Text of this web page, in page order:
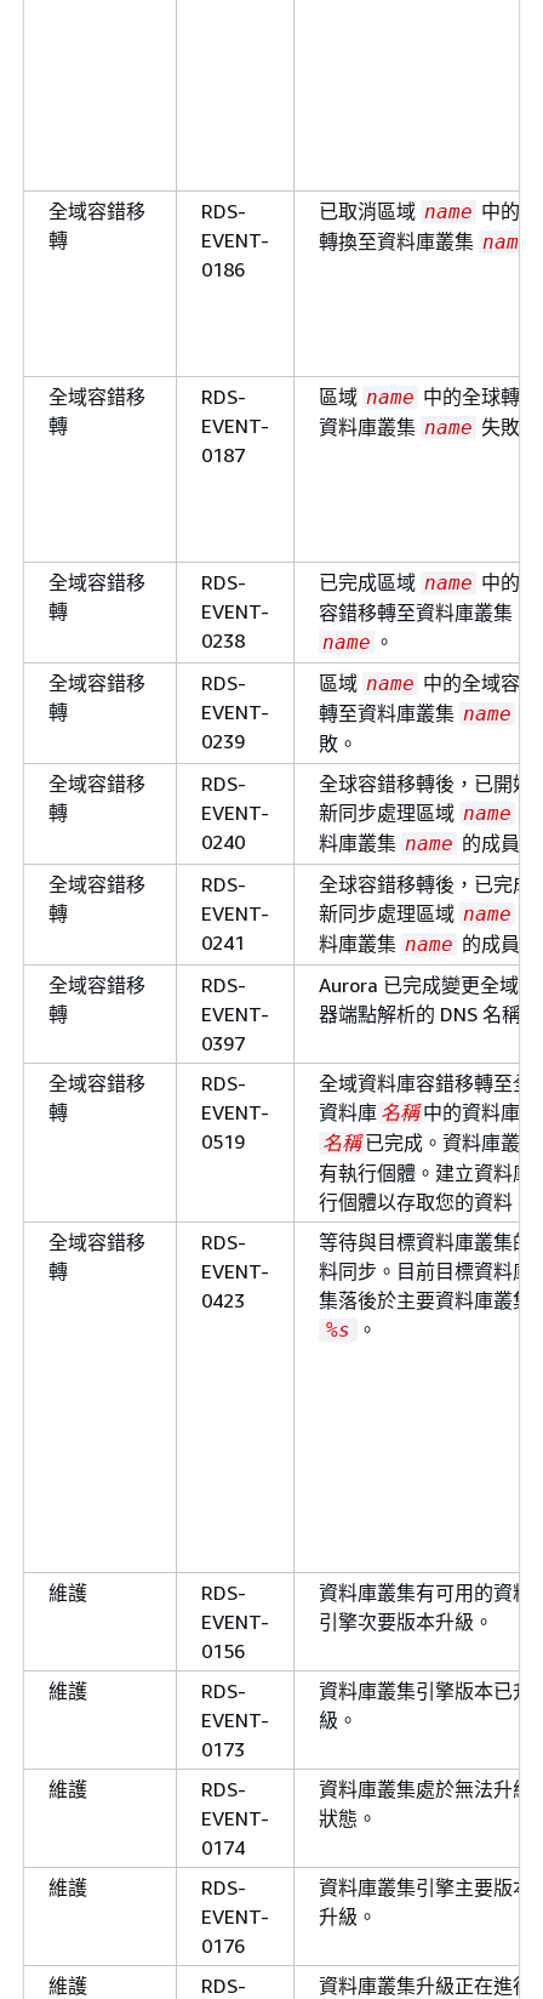
全域容錯移
轉
RDS-
EVENT-
0186
已取消區域 name 中的
轉換至資料庫叢集 name
全域容錯移
轉
RDS-
EVENT-
0187
區域 name 中的全球轉
資料庫叢集 name 失敗。
全域容錯移
轉
RDS-
EVENT-
0238
已完成區域 name 中的
容錯移轉至資料庫叢集
name 。
全域容錯移
轉
RDS-
EVENT-
0239
區域 name 中的全域容
轉至資料庫叢集 name
敗。
全域容錯移
轉
RDS-
EVENT-
0240
全球容錯移轉後，已開始
新同步處理區域 name
料庫叢集 name 的成員。
全域容錯移
轉
RDS-
EVENT-
0241
全球容錯移轉後，已完成
新同步處理區域 name
料庫叢集 name 的成員。
全域容錯移
轉
RDS-
EVENT-
0397
Aurora 已完成變更全域寫
器端點解析的 DNS 名稱。
全域容錯移
轉
RDS-
EVENT-
0519
全域資料庫容錯移轉至全
資料庫 名稱 中的資料庫
名稱 已完成。資料庫叢
有執行個體。建立資料庫
行個體以存取您的資料。
全域容錯移
轉
RDS-
EVENT-
0423
等待與目標資料庫叢集的
料同步。目前目標資料庫
集落後於主要資料庫叢集
%s 。
維護
RDS-
EVENT-
0156
資料庫叢集有可用的資料
引擎次要版本升級。
維護
RDS-
EVENT-
0173
資料庫叢集引擎版本已升
級。
維護
RDS-
EVENT-
0174
資料庫叢集處於無法升級
狀態。
維護
RDS-
EVENT-
0176
資料庫叢集引擎主要版本
升級。
維護
RDS-
資料庫叢集升級正在進行